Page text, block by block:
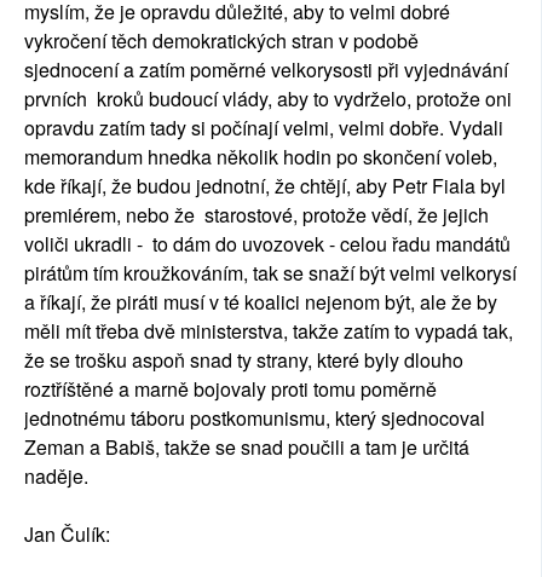
myslím, že je opravdu důležité, aby to velmi dobré
vykročení těch demokratických stran v podobě
sjednocení a zatím poměrné velkorysosti při vyjednávání
prvních kroků budoucí vlády, aby to vydrželo, protože oni
opravdu zatím tady si počínají velmi, velmi dobře. Vydali
memorandum hnedka několik hodin po skončení voleb,
kde říkají, že budou jednotní, že chtějí, aby Petr Fiala byl
premiérem, nebo že starostové, protože vědí, že jejich
voliči ukradli - to dám do uvozovek - celou řadu mandátů
pirátům tím kroužkováním, tak se snaží být velmi velkorysí
a říkají, že piráti musí v té koalici nejenom být, ale že by
měli mít třeba dvě ministerstva, takže zatím to vypadá tak,
že se trošku aspoň snad ty strany, které byly dlouho
roztříštěné a marně bojovaly proti tomu poměrně
jednotnému táboru postkomunismu, který sjednocoval
Zeman a Babiš, takže se snad poučili a tam je určitá
naděje.
Jan Čulík: